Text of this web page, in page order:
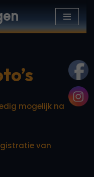
mogelijk na
van